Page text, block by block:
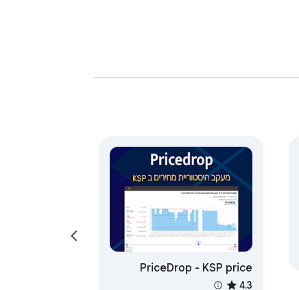
PriceDrop - KSP price
tracker
4.3